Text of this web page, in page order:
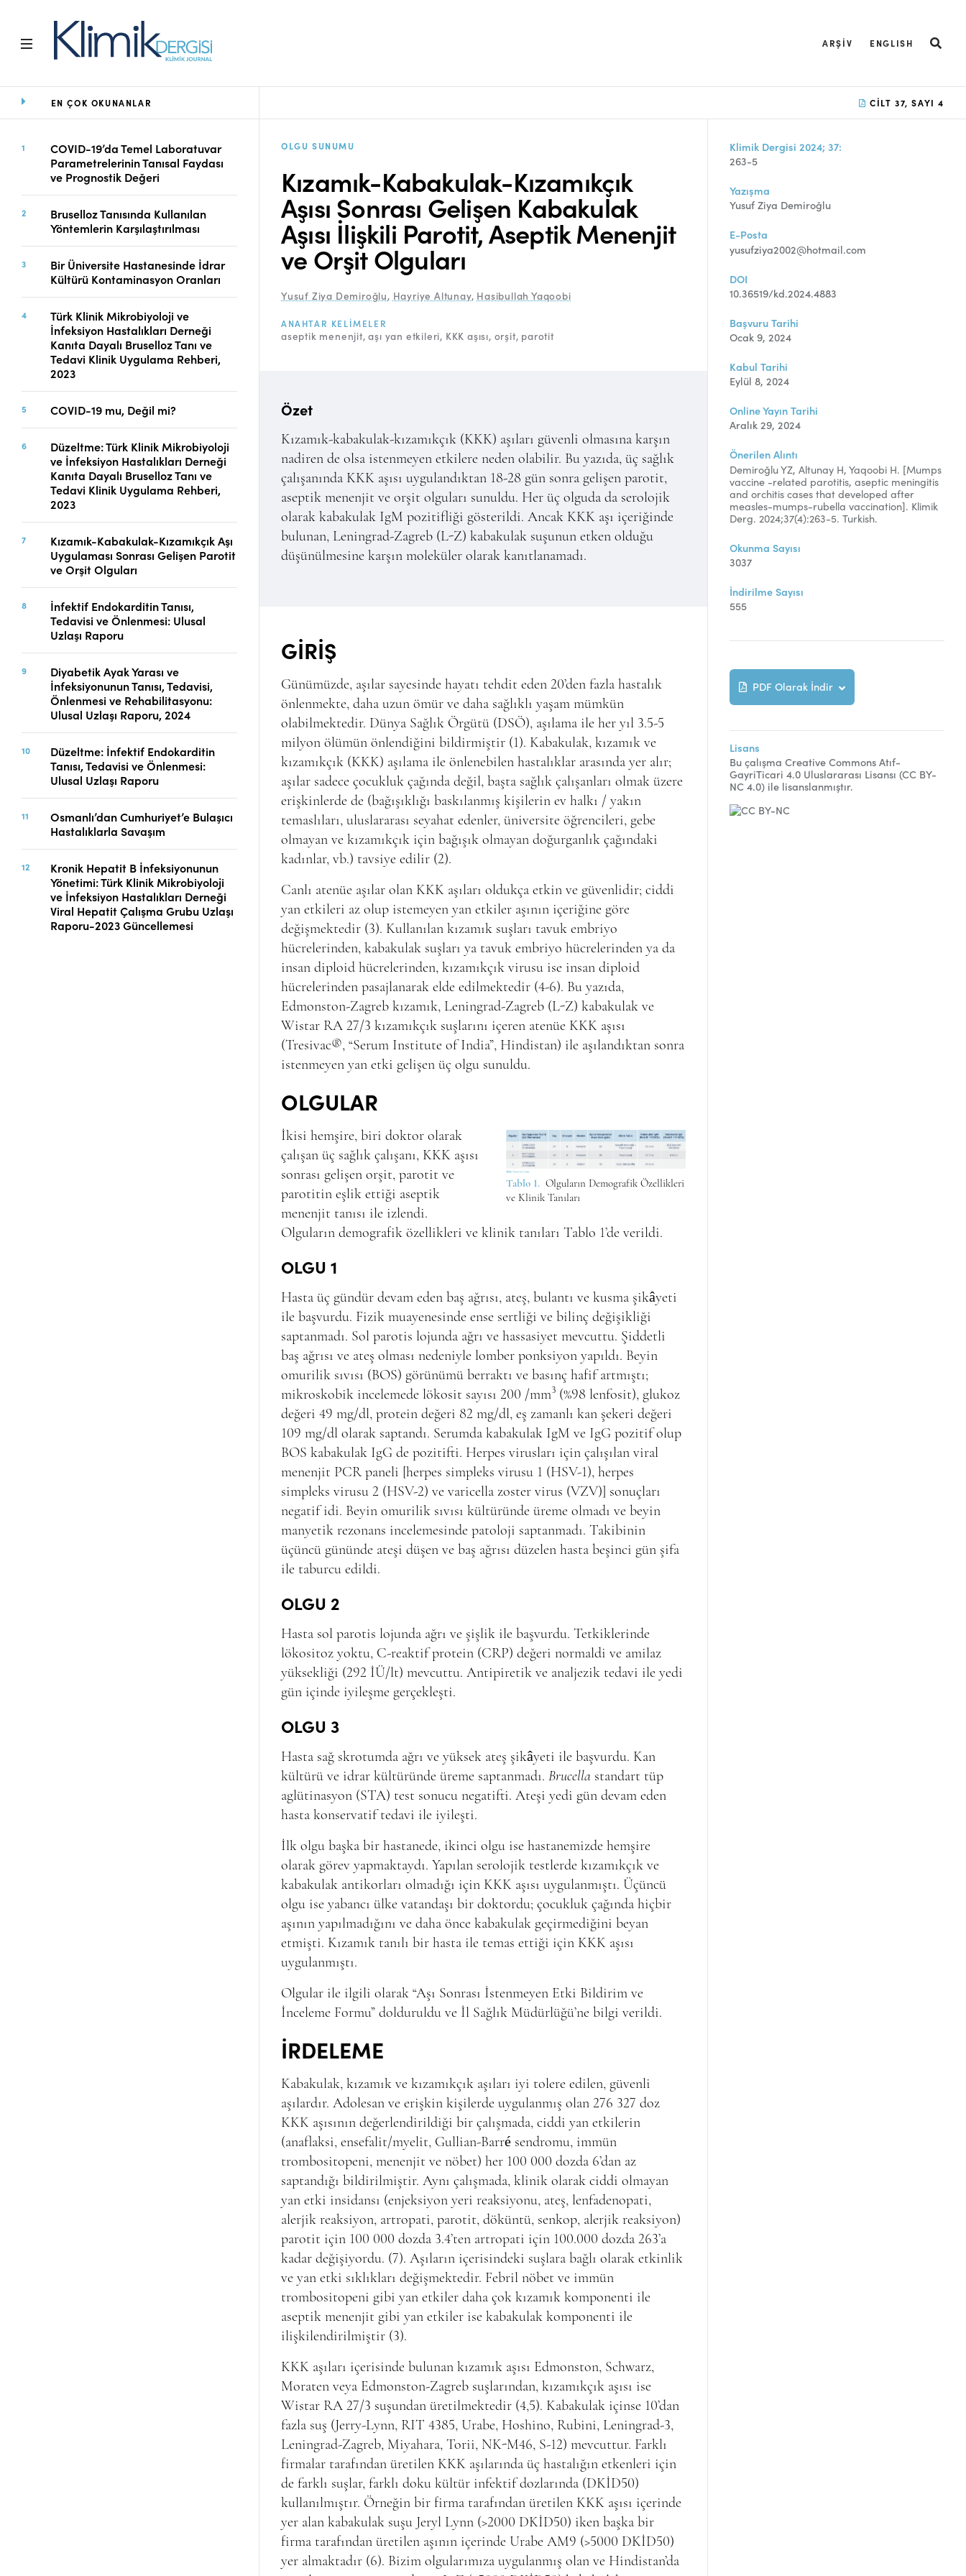
ARŞIV ENGLISH
Ana Sayfa
Amaç ve Kapsam
Açık Erişim İlkesi
Yayın Kurulu
Editoryal Süreç
Danışmanlık Süreci
Yazarlara Bilgi
Online Makale
Gönderimi
Dizinler
Telif Hakları
İletişim
FACEBOOK TWITTER
EN ÇOK OKUNANLAR
COVID-19’da Temel Laboratuvar
Parametrelerinin Tanısal Faydası
ve Prognostik Değeri
Bruselloz Tanısında Kullanılan
Yöntemlerin Karşılaştırılması
Bir Üniversite Hastanesinde İdrar
Kültürü Kontaminasyon Oranları
Türk Klinik Mikrobiyoloji ve
İnfeksiyon Hastalıkları Derneği
Kanıta Dayalı Bruselloz Tanı ve
Tedavi Klinik Uygulama Rehberi,
2023
COVID-19 mu, Değil mi?
Düzeltme: Türk Klinik Mikrobiyoloji
ve İnfeksiyon Hastalıkları Derneği
Kanıta Dayalı Bruselloz Tanı ve
Tedavi Klinik Uygulama Rehberi,
2023
Kızamık-Kabakulak-Kızamıkçık Aşı
Uygulaması Sonrası Gelişen Parotit
ve Orşit Olguları
İnfektif Endokarditin Tanısı,
Tedavisi ve Önlenmesi: Ulusal
Uzlaşı Raporu
Diyabetik Ayak Yarası ve
İnfeksiyonunun Tanısı, Tedavisi,
Önlenmesi ve Rehabilitasyonu:
Ulusal Uzlaşı Raporu, 2024
Düzeltme: İnfektif Endokarditin
Tanısı, Tedavisi ve Önlenmesi:
Ulusal Uzlaşı Raporu
Osmanlı’dan Cumhuriyet’e Bulaşıcı
Hastalıklarla Savaşım
Kronik Hepatit B İnfeksiyonunun
Yönetimi: Türk Klinik Mikrobiyoloji
ve İnfeksiyon Hastalıkları Derneği
Viral Hepatit Çalışma Grubu Uzlaşı
Raporu-2023 Güncellemesi
CILT 37, SAYI 4
OLGU SUNUMU
Kızamık-Kabakulak-Kızamıkçık
Aşısı Sonrası Gelişen Kabakulak
Aşısı İlişkili Parotit, Aseptik Menenjit
ve Orşit Olguları
Yusuf Ziya Demiroğlu, Hayriye Altunay, Hasibullah Yaqoobi
ANAHTAR KELIMELER
aseptik menenjit aşı yan etkileri KKK aşısı orşit parotit
Özet
Kızamık-kabakulak-kızamıkçık (KKK) aşıları güvenli olmasına karşın
nadiren de olsa istenmeyen etkilere neden olabilir. Bu yazıda, üç sağlık
çalışanında KKK aşısı uygulandıktan 18-28 gün sonra gelişen parotit,
aseptik menenjit ve orşit olguları sunuldu. Her üç olguda da serolojik
olarak kabakulak IgM pozitifliği gösterildi. Ancak KKK aşı içeriğinde
bulunan, Leningrad-Zagreb (L-Z) kabakulak suşunun etken olduğu
düşünülmesine karşın moleküler olarak kanıtlanamadı.
GİRİŞ
Günümüzde, aşılar sayesinde hayatı tehdit eden 20’den fazla hastalık
önlenmekte, daha uzun ömür ve daha sağlıklı yaşam mümkün
olabilmektedir. Dünya Sağlık Örgütü (DSÖ), aşılama ile her yıl 3.5-5
milyon ölümün önlendiğini bildirmiştir (1). Kabakulak, kızamık ve
kızamıkçık (KKK) aşılama ile önlenebilen hastalıklar arasında yer alır;
aşılar sadece çocukluk çağında değil, başta sağlık çalışanları olmak üzere
erişkinlerde de (bağışıklığı baskılanmış kişilerin ev halkı / yakın
temaslıları, uluslararası seyahat edenler, üniversite öğrencileri, gebe
olmayan ve kızamıkçık için bağışık olmayan doğurganlık çağındaki
kadınlar, vb.) tavsiye edilir (2).
Canlı atenüe aşılar olan KKK aşıları oldukça etkin ve güvenlidir; ciddi
yan etkileri az olup istemeyen yan etkiler aşının içeriğine göre
değişmektedir (3). Kullanılan kızamık suşları tavuk embriyo
hücrelerinden, kabakulak suşları ya tavuk embriyo hücrelerinden ya da
insan diploid hücrelerinden, kızamıkçık virusu ise insan diploid
hücrelerinden pasajlanarak elde edilmektedir (4-6). Bu yazıda,
Edmonston-Zagreb kızamık, Leningrad-Zagreb (L-Z) kabakulak ve
Wistar RA 27/3 kızamıkçık suşlarını içeren atenüe KKK aşısı
(Tresivac®, “Serum Institute of India”, Hindistan) ile aşılandıktan sonra
istenmeyen yan etki gelişen üç olgu sunuldu.
OLGULAR
Tablo 1. Olguların Demografik Özellikleri
ve Klinik Tanıları
İkisi hemşire, biri doktor olarak
çalışan üç sağlık çalışanı, KKK aşısı
sonrası gelişen orşit, parotit ve
parotitin eşlik ettiği aseptik
menenjit tanısı ile izlendi.
Olguların demografik özellikleri ve klinik tanıları Tablo 1’de verildi.
OLGU 1
Hasta üç gündür devam eden baş ağrısı, ateş, bulantı ve kusma şikâyeti
ile başvurdu. Fizik muayenesinde ense sertliği ve bilinç değişikliği
saptanmadı. Sol parotis lojunda ağrı ve hassasiyet mevcuttu. Şiddetli
baş ağrısı ve ateş olması nedeniyle lomber ponksiyon yapıldı. Beyin
omurilik sıvısı (BOS) görünümü berraktı ve basınç hafif artmıştı;
mikroskobik incelemede lökosit sayısı 200 /mm3 (%98 lenfosit), glukoz
değeri 49 mg/dl, protein değeri 82 mg/dl, eş zamanlı kan şekeri değeri
109 mg/dl olarak saptandı. Serumda kabakulak IgM ve IgG pozitif olup
BOS kabakulak IgG de pozitifti. Herpes virusları için çalışılan viral
menenjit PCR paneli [herpes simpleks virusu 1 (HSV-1), herpes
simpleks virusu 2 (HSV-2) ve varicella zoster virus (VZV)] sonuçları
negatif idi. Beyin omurilik sıvısı kültüründe üreme olmadı ve beyin
manyetik rezonans incelemesinde patoloji saptanmadı. Takibinin
üçüncü gününde ateşi düşen ve baş ağrısı düzelen hasta beşinci gün şifa
ile taburcu edildi.
OLGU 2
Hasta sol parotis lojunda ağrı ve şişlik ile başvurdu. Tetkiklerinde
lökositoz yoktu, C-reaktif protein (CRP) değeri normaldi ve amilaz
yüksekliği (292 İÜ/lt) mevcuttu. Antipiretik ve analjezik tedavi ile yedi
gün içinde iyileşme gerçekleşti.
OLGU 3
Hasta sağ skrotumda ağrı ve yüksek ateş şikâyeti ile başvurdu. Kan
kültürü ve idrar kültüründe üreme saptanmadı. Brucella standart tüp
aglütinasyon (STA) test sonucu negatifti. Ateşi yedi gün devam eden
hasta konservatif tedavi ile iyileşti.
İlk olgu başka bir hastanede, ikinci olgu ise hastanemizde hemşire
olarak görev yapmaktaydı. Yapılan serolojik testlerde kızamıkçık ve
kabakulak antikorları olmadığı için KKK aşısı uygulanmıştı. Üçüncü
olgu ise yabancı ülke vatandaşı bir doktordu; çocukluk çağında hiçbir
aşının yapılmadığını ve daha önce kabakulak geçirmediğini beyan
etmişti. Kızamık tanılı bir hasta ile temas ettiği için KKK aşısı
uygulanmıştı.
Olgular ile ilgili olarak “Aşı Sonrası İstenmeyen Etki Bildirim ve
İnceleme Formu” dolduruldu ve İl Sağlık Müdürlüğü’ne bilgi verildi.
İRDELEME
Kabakulak, kızamık ve kızamıkçık aşıları iyi tolere edilen, güvenli
aşılardır. Adolesan ve erişkin kişilerde uygulanmış olan 276 327 doz
KKK aşısının değerlendirildiği bir çalışmada, ciddi yan etkilerin
(anaflaksi, ensefalit/myelit, Gullian-Barré sendromu, immün
trombositopeni, menenjit ve nöbet) her 100 000 dozda 6’dan az
saptandığı bildirilmiştir. Aynı çalışmada, klinik olarak ciddi olmayan
yan etki insidansı (enjeksiyon yeri reaksiyonu, ateş, lenfadenopati,
alerjik reaksiyon, artropati, parotit, döküntü, senkop, alerjik reaksiyon)
parotit için 100 000 dozda 3.4’ten artropati için 100.000 dozda 263’a
kadar değişiyordu. (7). Aşıların içerisindeki suşlara bağlı olarak etkinlik
ve yan etki sıklıkları değişmektedir. Febril nöbet ve immün
trombositopeni gibi yan etkiler daha çok kızamık komponenti ile
aseptik menenjit gibi yan etkiler ise kabakulak komponenti ile
ilişkilendirilmiştir (3).
KKK aşıları içerisinde bulunan kızamık aşısı Edmonston, Schwarz,
Moraten veya Edmonston-Zagreb suşlarından, kızamıkçık aşısı ise
Wistar RA 27/3 suşundan üretilmektedir (4,5). Kabakulak içinse 10’dan
fazla suş (Jerry-Lynn, RIT 4385, Urabe, Hoshino, Rubini, Leningrad-3,
Leningrad-Zagreb, Miyahara, Torii, NK-M46, S-12) mevcuttur. Farklı
firmalar tarafından üretilen KKK aşılarında üç hastalığın etkenleri için
de farklı suşlar, farklı doku kültür infektif dozlarında (DKİD50)
kullanılmıştır. Örneğin bir firma tarafından üretilen KKK aşısı içerinde
yer alan kabakulak suşu Jeryl Lynn (>2000 DKİD50) iken başka bir
firma tarafından üretilen aşının içerinde Urabe AM9 (>5000 DKİD50)
yer almaktadır (6). Bizim olgularımıza uygulanmış olan ve Hindistan’da
Klimik Dergisi 2024; 37:
263-5
Yazışma
Yusuf Ziya Demiroğlu
E-Posta
yusufziya2002@hotmail.com
DOI
10.36519/kd.2024.4883
Başvuru Tarihi
Ocak 9, 2024
Kabul Tarihi
Eylül 8, 2024
Online Yayın Tarihi
Aralık 29, 2024
Önerilen Alıntı
Demiroğlu YZ, Altunay H, Yaqoobi H. [Mumps
vaccine -related parotitis, aseptic meningitis
and orchitis cases that developed after
measles-mumps-rubella vaccination]. Klimik
Derg. 2024;37(4):263-5. Turkish.
Okunma Sayısı
3037
İndirilme Sayısı
555
PDF Olarak İndir
Lisans
Bu çalışma Creative Commons Atıf-
GayriTicari 4.0 Uluslararası Lisansı (CC BY-
NC 4.0) ile lisanslanmıştır.